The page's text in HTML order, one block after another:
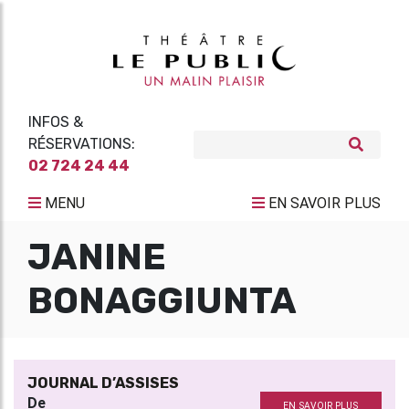
INFOS &
RÉSERVATIONS:
02 724 24 44
MENU EN SAVOIR PLUS
JANINE
BONAGGIUNTA
JOURNAL D’ASSISES
De EN SAVOIR PLUS